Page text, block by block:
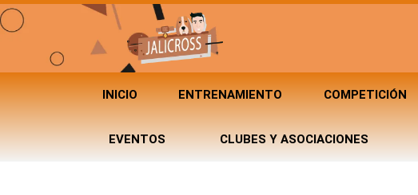
INICIO ENTRENAMIENTO COMPETICIÓN
EVENTOS CLUBES Y ASOCIACIONES